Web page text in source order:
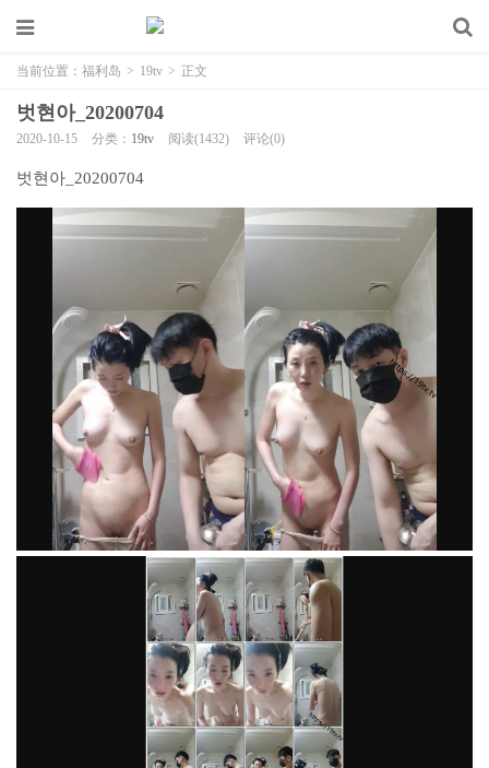
当前位置： 福利岛 > 19tv > 正文
벗현아_20200704
2020-10-15 分类： 19tv 阅读(1432) 评论(0)
벗현아_20200704